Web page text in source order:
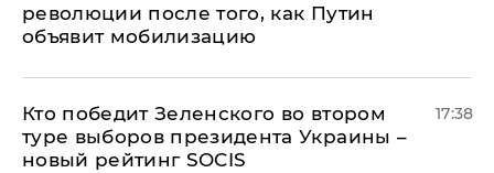
революции после того, как Путин
объявит мобилизацию
Кто победит Зеленского во втором
туре выборов президента Украины –
новый рейтинг SOCIS
17:38